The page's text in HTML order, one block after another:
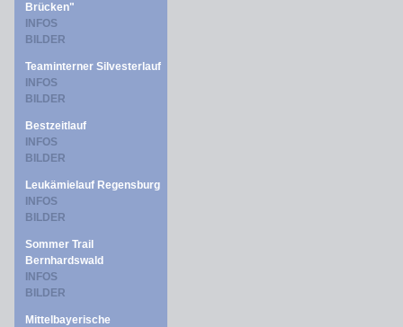
Brücken"
INFOS
BILDER
Teaminterner Silvesterlauf
INFOS
BILDER
Bestzeitlauf
INFOS
BILDER
Leukämielauf Regensburg
INFOS
BILDER
Sommer Trail
Bernhardswald
INFOS
BILDER
Mittelbayerische